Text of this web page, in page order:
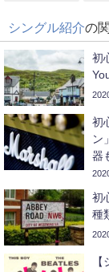
シングル紹介の
初
初
ン
器
初
種